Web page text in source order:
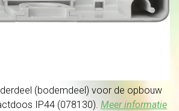
(bodemdeel) voor de opbouw
IP44 (078130). Meer informatie